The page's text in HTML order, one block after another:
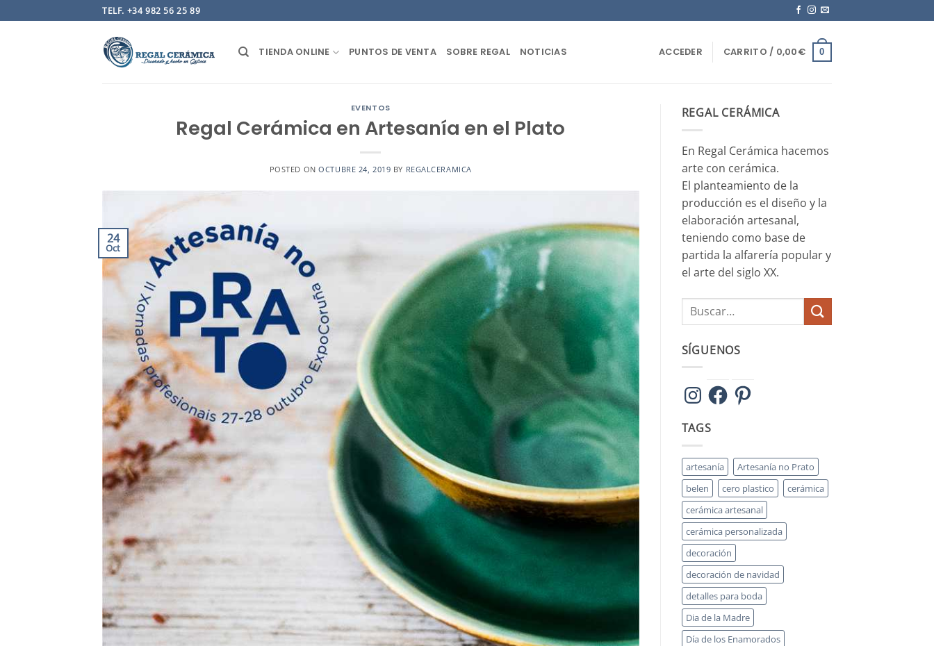
al
TELF. +34 982 56 25 89
TIENDA ONLINE PUNTOS DE VENTA SOBRE REGAL NOTICIAS ACCEDER CARRITO / 0,00€ 0
EVENTOS
Regal Cerámica en Artesanía en el Plato
POSTED ONOCTUBRE 24, 2019 BY REGALCERAMICA
24
Oct
REGAL CERÁMICA
En Regal Cerámica hacemos
arte con cerámica.
El planteamiento de la
producción es el diseño y la
elaboración artesanal,
teniendo como base de
partida la alfarería popular y
el arte del siglo XX.
SÍGUENOS
InstagramFacebookPinterest
TAGS
artesanía
Artesanía no Prato
belen
cero plastico
cerámica
cerámica artesanal
cerámica personalizada
decoración
decoración de navidad
detalles para boda
Dia de la Madre
Día de los Enamorados